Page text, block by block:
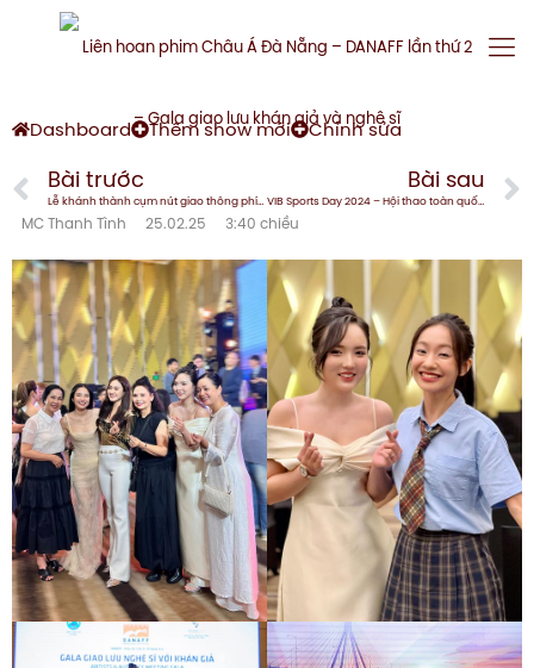
Dashboard Thêm show mới Chỉnh sửa
Bài trước
Lễ khánh thành cụm nút giao thông phía tây cầu Trần Thị Lý
Bài sau
VIB Sports Day 2024 – Hội thao toàn quốc ngân hàng VIB 2024
MC Thanh Tình 25.02.25 3:40 chiều